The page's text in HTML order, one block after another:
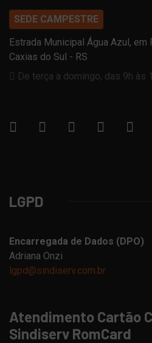
SEDE CAMPESTRE
Estrada Municipal Água Azul, em
Caxias do Sul - RS
De terça a domingo, das 9h às
LGPD
Encarregada de Dados (DPO)
Adriana Onzi
lgpd@sindiserv.com.br
Atendimento Cartão
Sindiserv RomCard